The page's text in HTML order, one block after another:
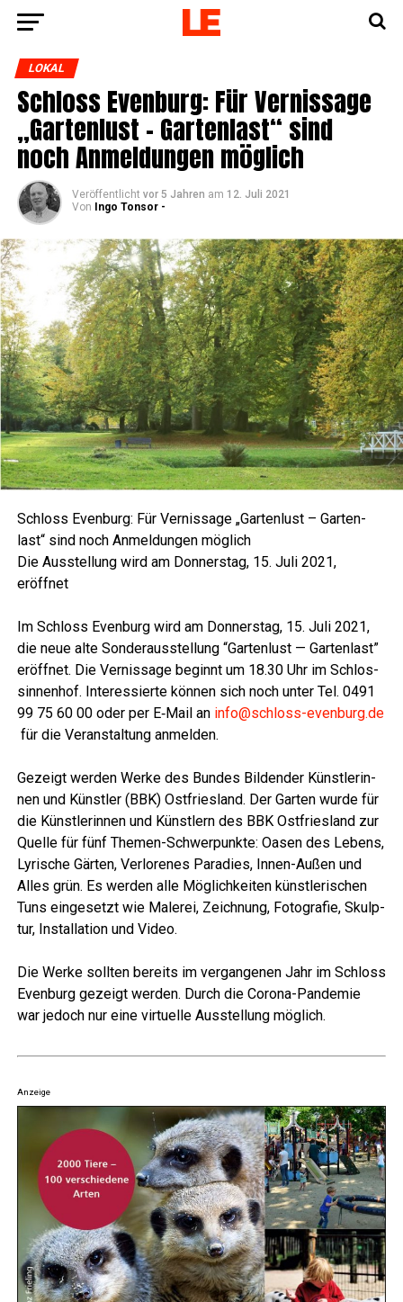
LOKAL
Schloss Even­burg: Für Ver­nis­sa­ge
„Gar­ten­lust – Gar­ten­last“ sind
noch Anmel­dun­gen möglich
Veröffentlicht vor 5 Jahren am 12. Juli 2021
Von
Ingo Tonsor -
Schloss Even­burg: Für Ver­nis­sa­ge „Gar­ten­lust – Gar­ten­
last“ sind noch Anmel­dun­gen möglich
Die Aus­stel­lung wird am Don­ners­tag, 15. Juli 2021,
eröffnet
Im Schloss Even­burg wird am Don­ners­tag, 15. Juli 2021,
die neue alte Son­der­aus­stel­lung “Gar­ten­lust — Gar­ten­last”
eröff­net. Die Ver­nis­sa­ge beginnt um 18.30 Uhr im Schlos­
sin­nen­hof. Inter­es­sier­te kön­nen sich noch unter Tel. 0491
99 75 60 00 oder per E‑Mail an info@schloss-evenburg.de
für die Ver­an­stal­tung anmelden.
Gezeigt wer­den Wer­ke des Bun­des Bil­den­der Künst­le­rin­
nen und Künst­ler (BBK) Ost­fries­land. Der Gar­ten wur­de für
die Künst­le­rin­nen und Künst­lern des BBK Ost­fries­land zur
Quel­le für fünf The­men-Schwer­punk­te: Oasen des Lebens,
Lyri­sche Gär­ten, Ver­lo­re­nes Para­dies, Innen-Außen und
Alles grün. Es wer­den alle Mög­lich­kei­ten künst­le­ri­schen
Tuns ein­ge­setzt wie Male­rei, Zeich­nung, Foto­gra­fie, Skulp­
tur, Instal­la­ti­on und Video.
Die Wer­ke soll­ten bereits im ver­gan­ge­nen Jahr im Schloss
Even­burg gezeigt wer­den. Durch die Coro­na-Pan­de­mie
war jedoch nur eine vir­tu­el­le Aus­stel­lung möglich.
Anzeige